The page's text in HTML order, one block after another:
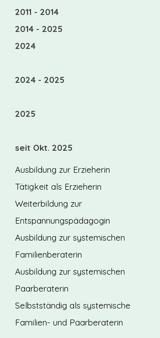
2011 - 2014
2014 - 2025
2024
2024 - 2025
2025
seit Okt. 2025
Ausbildung zur Erzieherin
Tätigkeit als Erzieherin
Weiterbildung zur
Entspannungspädagogin
Ausbildung zur systemischen
Familienberaterin
Ausbildung zur systemischen
Paarberaterin
Selbstständig als systemische
Familien- und Paarberaterin